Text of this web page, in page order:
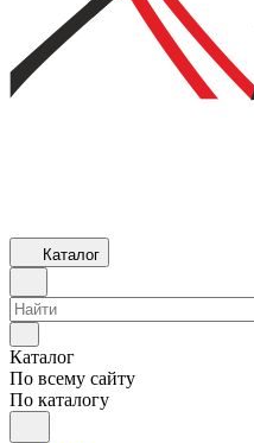
Каталог
Каталог
По всему сайту
По каталогу